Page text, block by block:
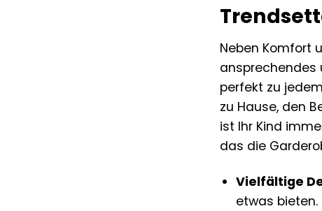
Neben Komfort
ansprechendes
perfekt zu
zu Hause, den
ist Ihr Kind
das die
Vielfältige
etwas bieten.